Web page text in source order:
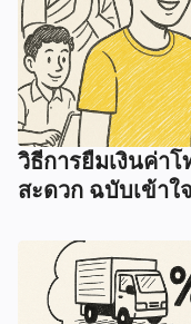
วิธีการยืมเงินค่า
สะดวก ฉบับเข้าใ